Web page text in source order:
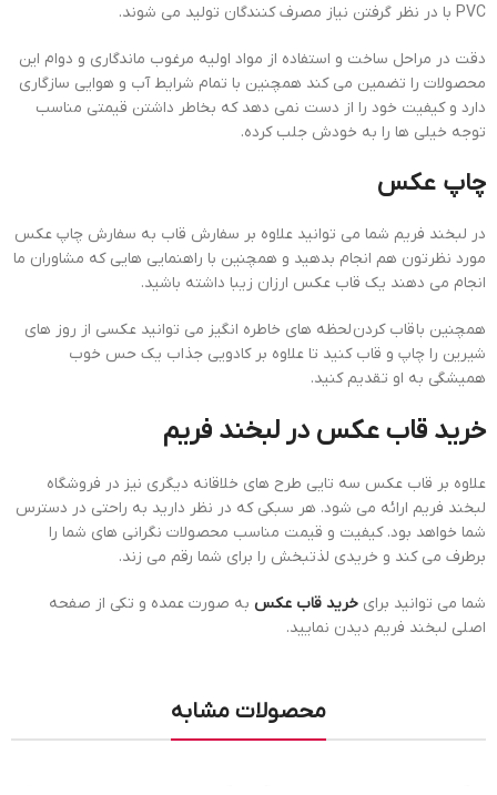
PVC با در نظر گرفتن نیاز مصرف کنندگان تولید می شوند.
دقت در مراحل ساخت و استفاده از مواد اولیه مرغوب ماندگاری و دوام این
محصولات را تضمین می کند همچنین با تمام شرایط آب و هوایی سازگاری
دارد و کیفیت خود را از دست نمی دهد که بخاطر داشتن قیمتی مناسب
توجه خیلی ها را به خودش جلب کرده.
چاپ عکس
در لبخند فریم شما می توانید علاوه بر سفارش قاب به سفارش چاپ عکس
مورد نظرتون هم انجام بدهید و همچنین با راهنمایی هایی که مشاوران ما
انجام می دهند یک قاب عکس ارزان زیبا داشته باشید.
همچنین با قاب کردن لحظه های خاطره انگیز می توانید عکسی از روز های
شیرین را چاپ و قاب کنید تا علاوه بر کادویی جذاب یک حس خوب
همیشگی به او تقدیم کنید.
خرید قاب عکس در لبخند فریم
علاوه بر قاب عکس سه تایی طرح های خلاقانه دیگری نیز در فروشگاه
لبخند فریم ارائه می شود. هر سبکی که در نظر دارید به راحتی در دسترس
شما خواهد بود. کیفیت و قیمت مناسب محصولات نگرانی های شما را
برطرف می کند و خریدی لذتبخش را برای شما رقم می زند.
شما می توانید برای خرید قاب عکس به صورت عمده و تکی از صفحه
اصلی لبخند فریم دیدن نمایید.
محصولات مشابه